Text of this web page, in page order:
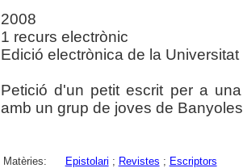
2008
1 recurs electrònic
Edició electrònica de la
Petició d'un petit escrit per a
amb un grup de joves de
Matèries: Epistolari ; Revistes ; Escriptors